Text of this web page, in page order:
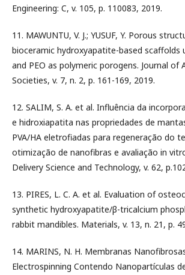
Engineering: C, v. 105, p. 110083, 2019.
11. MAWUNTU, V. J.; YUSUF, Y. Porous
bioceramic hydroxyapatite-based scaffolds
and PEO as polymeric porogens. Journal of
Societies, v. 7, n. 2, p. 161-169, 2019.
12. SALIM, S. A. et al. Influência da
e hidroxiapatita nas propriedades de
PVA/HA eletrofiadas para regeneração do
otimização de nanofibras e avaliação in
Delivery Science and Technology, v. 62,
13. PIRES, L. C. A. et al. Evaluation of
synthetic hydroxyapatite/β-tricalcium
rabbit mandibles. Materials, v. 13, n. 21, p.
14. MARINS, N. H. Membranas
Electrospinning Contendo Nanopartículas